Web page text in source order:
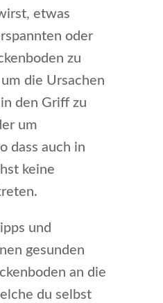
etwas
oder
zu
die Ursachen
den Griff zu
um
dass auch in
keine
und
gesunden
an die
du selbst